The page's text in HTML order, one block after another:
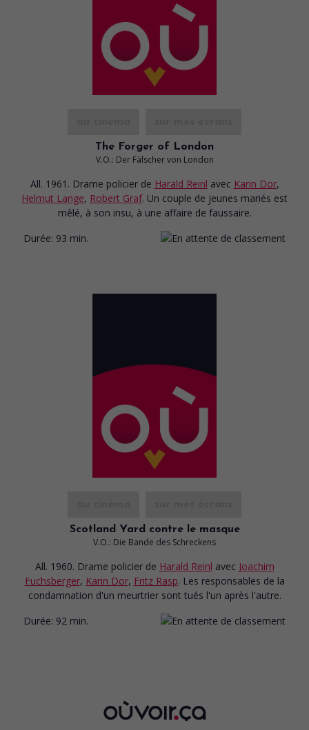
The Forger of London
V.O.: Der Fälscher von London
All. 1961. Drame policier de Harald Reinl avec Karin Dor,
Helmut Lange, Robert Graf. Un couple de jeunes mariés est
mêlé, à son insu, à une affaire de faussaire.
Durée: 93 min.
Scotland Yard contre le masque
V.O.: Die Bande des Schreckens
All. 1960. Drame policier de Harald Reinl avec Joachim
Fuchsberger, Karin Dor, Fritz Rasp. Les responsables de la
condamnation d'un meurtrier sont tués l'un après l'autre.
Durée: 92 min.